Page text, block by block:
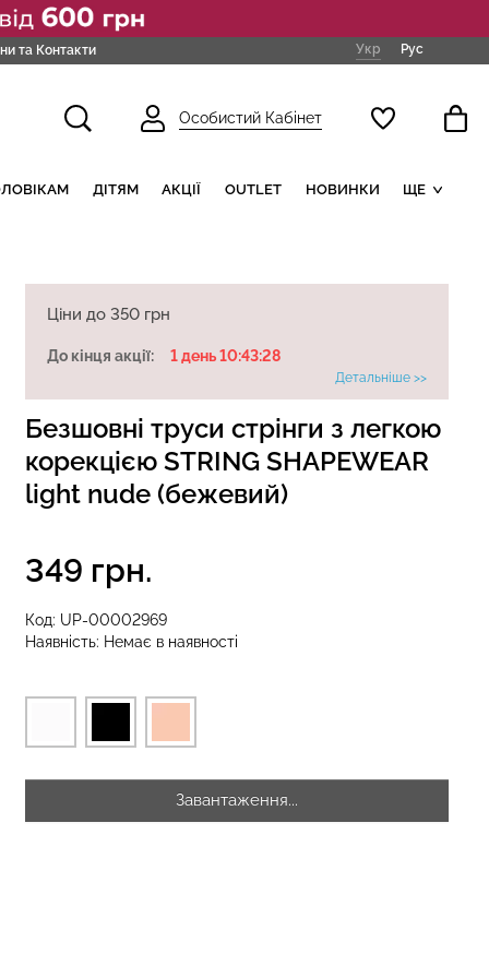
та Контакти Укр Рус
Особистий Кабінет
ДІТЯМ АКЦІЇ OUTLET НОВИНКИ ЩЕ
Ціни до 350 грн
До кінця акції: 1 день 10:43:27
Детальніше >>
Безшовні труси стрінги з легкою
корекцією STRING SHAPEWEAR
light nude (бежевий)
Код: UP-00002969
Наявність: Немає в наявності
349 грн.
Завантаження...
LEGGINGS
Безшовні стрінги STRING
BRIEFS (чорний) Giulia